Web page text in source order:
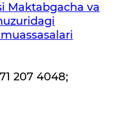
Maktabgacha va
207 4048;